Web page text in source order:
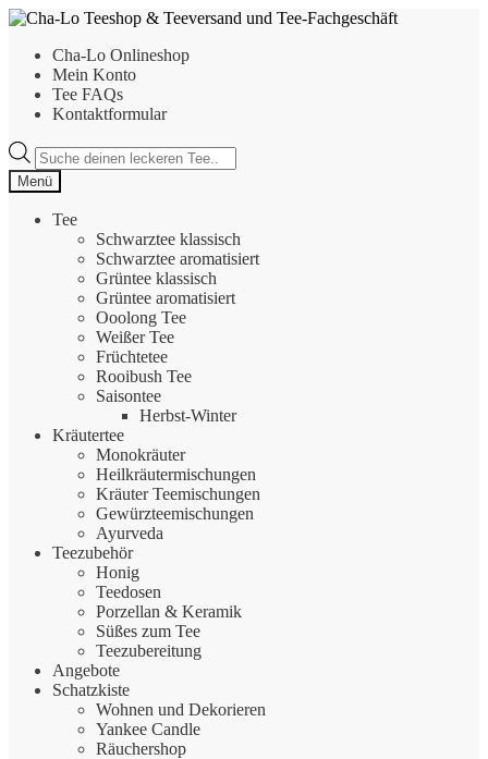
Zur
springen
Zum
springenCha-Lo Onlineshop
Mein Konto
Tee FAQs
Kontaktformular
Products
search
Menü
Tee
Schwarztee klassisch
Schwarztee aromatisiert
Grüntee klassisch
Grüntee aromatisiert
Ooolong Tee
Weißer Tee
Früchtetee
Rooibush Tee
Saisontee
Herbst-Winter
Kräutertee
Monokräuter
Heilkräutermischungen
Kräuter Teemischungen
Gewürzteemischungen
Ayurveda
Teezubehör
Honig
Teedosen
Porzellan & Keramik
Süßes zum Tee
Teezubereitung
Angebote
Schatzkiste
Wohnen und Dekorieren
Yankee Candle
Räuchershop